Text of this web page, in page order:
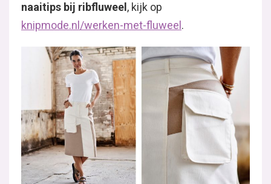
naaitips bij ribfluweel , kijk op
knipmode.nl/werken-met-fluweel .